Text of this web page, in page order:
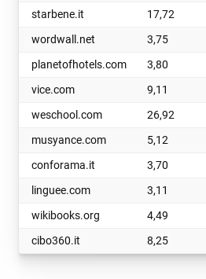
starbene.it
17,72
wordwall.net
3,75
planetofhotels.com
3,80
vice.com
9,11
weschool.com
26,92
musyance.com
5,12
conforama.it
3,70
linguee.com
3,11
wikibooks.org
4,49
cibo360.it
8,25